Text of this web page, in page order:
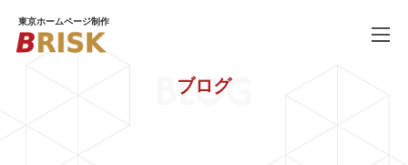
東京ホームページ制作
ブログ
BLOG